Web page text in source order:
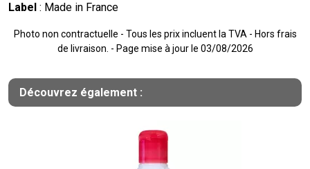
Label : Made in France
Photo non contractuelle - Tous les prix incluent la TVA - Hors frais
de livraison. - Page mise à jour le 03/08/2026
Découvrez également :